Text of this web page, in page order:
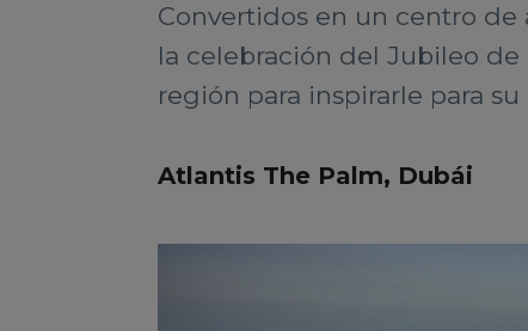
Convertidos en un centro
la celebración del Jubileo
región para inspirarle para
Atlantis The Palm, Dubái